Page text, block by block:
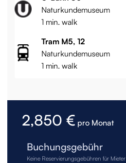
Naturkundemuseum
1 min. walk
Tram M5, 12
Naturkundemuseum
1 min. walk
2,850 € pro Monat
Buchungsgebühr
Keine Reservierungsgebühren für Mieter